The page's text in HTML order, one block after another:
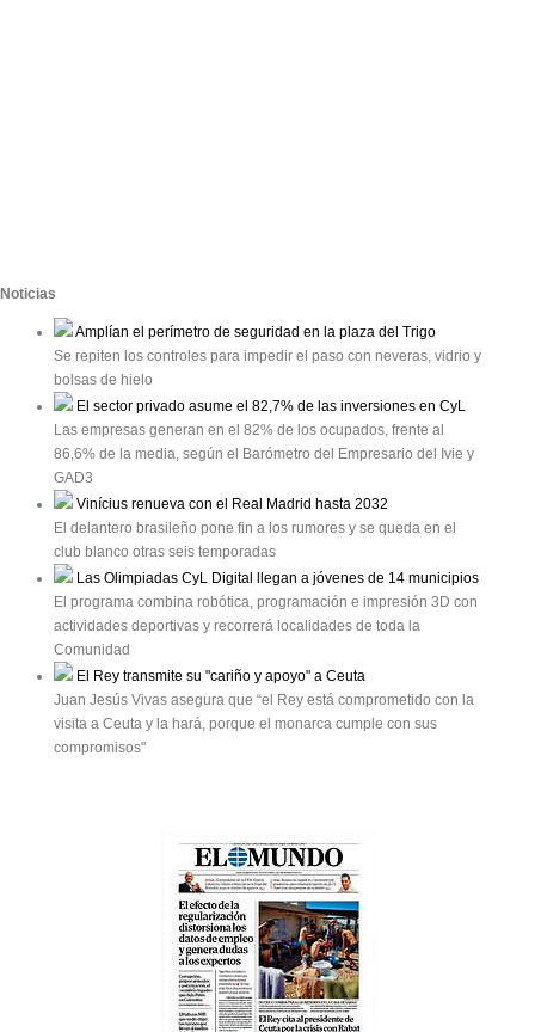
Noticias
Amplían el perímetro de seguridad en la plaza del Trigo
Se repiten los controles para impedir el paso con neveras, vidrio y
bolsas de hielo
El sector privado asume el 82,7% de las inversiones en CyL
Las empresas generan en el 82% de los ocupados, frente al
86,6% de la media, según el Barómetro del Empresario del Ivie y
GAD3
Vinícius renueva con el Real Madrid hasta 2032
El delantero brasileño pone fin a los rumores y se queda en el
club blanco otras seis temporadas
Las Olimpiadas CyL Digital llegan a jóvenes de 14 municipios
El programa combina robótica, programación e impresión 3D con
actividades deportivas y recorrerá localidades de toda la
Comunidad
El Rey transmite su "cariño y apoyo" a Ceuta
Juan Jesús Vivas asegura que “el Rey está comprometido con la
visita a Ceuta y la hará, porque el monarca cumple con sus
compromisos"